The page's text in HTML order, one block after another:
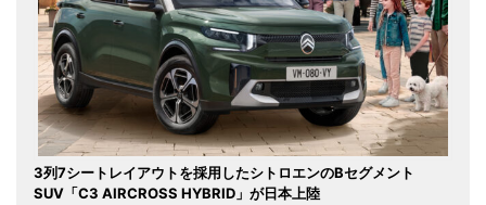
3列7シートレイアウトを採用したシトロエンのBセグメント
SUV「C3 AIRCROSS HYBRID」が日本上陸